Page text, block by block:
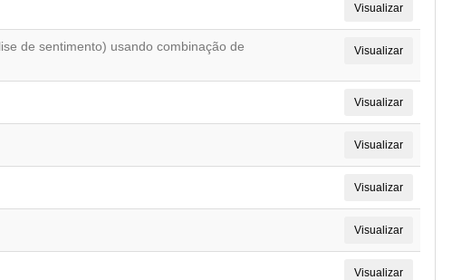
Visualizar
de sentimento) usando combinação de
Visualizar
Visualizar
Visualizar
Visualizar
Visualizar
Visualizar